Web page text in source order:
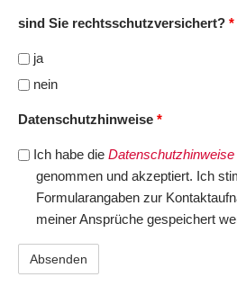
sind Sie rechtsschutzversichert? *
ja
nein
Datenschutzhinweise *
Ich habe die Datenschutzhinweise
genommen und akzeptiert. Ich
Formularangaben zur
meiner Ansprüche gespeichert